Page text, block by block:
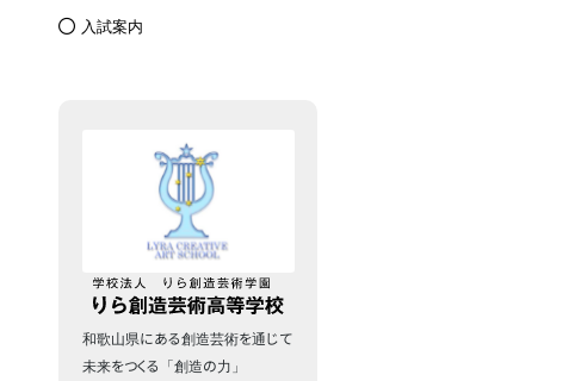
入試案内
和歌山県にある創造芸術を通じて
未来をつくる「創造の力」